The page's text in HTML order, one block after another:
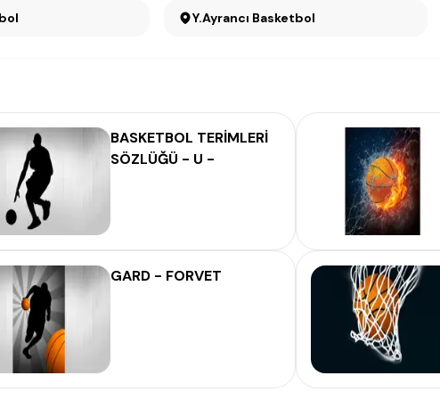
Y.Ayrancı Basketbol
BASKETBOL TERİMLERİ
SÖZLÜĞÜ - U -
GARD - FORVET